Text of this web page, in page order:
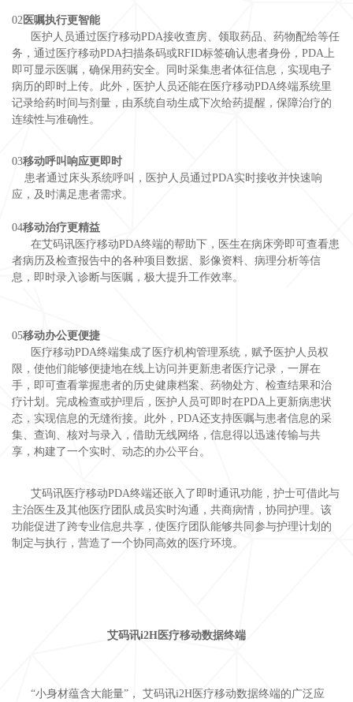
02医嘱执行更智能
医护人员通过医疗移动PDA接收查房、领取药品、药物配给等任
务，通过医疗移动PDA扫描条码或RFID标签确认患者身份，PDA上
即可显示医嘱，确保用药安全。同时采集患者体征信息，实现电子
病历的即时上传。此外，医护人员还能在医疗移动PDA终端系统里
记录给药时间与剂量，由系统自动生成下次给药提醒，保障治疗的
连续性与准确性。
03移动呼叫响应更即时
患者通过床头系统呼叫，医护人员通过PDA实时接收并快速响
应，及时满足患者需求。
04移动治疗更精益
在艾码讯医疗移动PDA终端的帮助下，医生在病床旁即可查看患
者病历及检查报告中的各种项目数据、影像资料、病理分析等信
息，即时录入诊断与医嘱，极大提升工作效率。
05移动办公更便捷
医疗移动PDA终端集成了医疗机构管理系统，赋予医护人员权
限，使他们能够便捷地在线上访问并更新患者医疗记录，一屏在
手，即可查看掌握患者的历史健康档案、药物处方、检查结果和治
疗计划。完成检查或护理后，医护人员可即时在PDA上更新病患状
态，实现信息的无缝衔接。此外，PDA还支持医嘱与患者信息的采
集、查询、核对与录入，借助无线网络，信息得以迅速传输与共
享，构建了一个实时、动态的办公平台。
艾码讯医疗移动PDA终端还嵌入了即时通讯功能，护士可借此与
主治医生及其他医疗团队成员实时沟通，共商病情，协同护理。该
功能促进了跨专业信息共享，使医疗团队能够共同参与护理计划的
制定与执行，营造了一个协同高效的医疗环境。
艾码讯i2H医疗移动数据终端
“小身材蕴含大能量”， 艾码讯i2H医疗移动数据终端的广泛应